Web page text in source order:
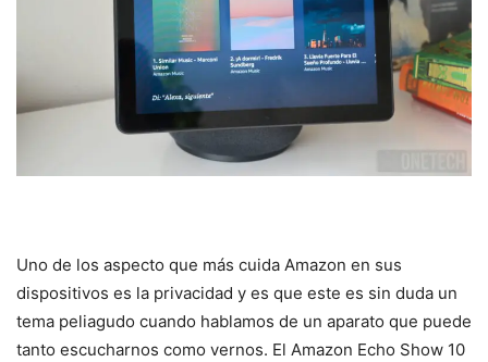
Uno de los aspecto que más cuida Amazon en sus
dispositivos es la privacidad y es que este es sin duda un
tema peliagudo cuando hablamos de un aparato que puede
tanto escucharnos como vernos. El Amazon Echo Show 10